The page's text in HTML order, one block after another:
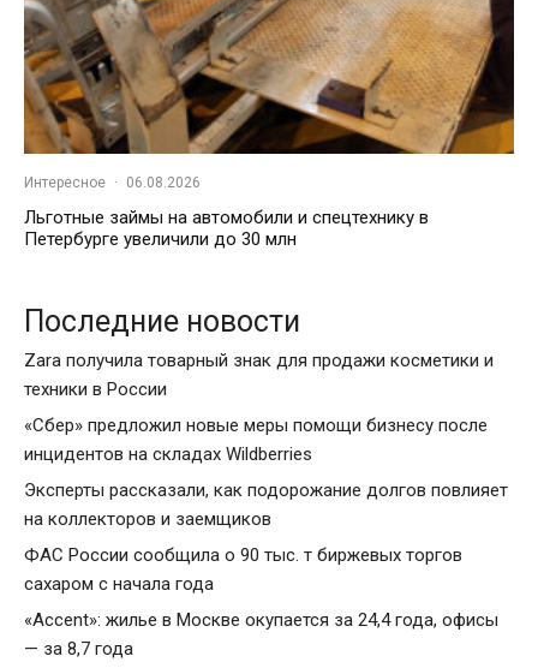
Интересное · 06.08.2026
Льготные займы на автомобили и спецтехнику в
Петербурге увеличили до 30 млн
Последние новости
Zara получила товарный знак для продажи косметики и
техники в России
«Сбер» предложил новые меры помощи бизнесу после
инцидентов на складах Wildberries
Эксперты рассказали, как подорожание долгов повлияет
на коллекторов и заемщиков
ФАС России сообщила о 90 тыс. т биржевых торгов
сахаром с начала года
«Accent»: жилье в Москве окупается за 24,4 года, офисы
— за 8,7 года